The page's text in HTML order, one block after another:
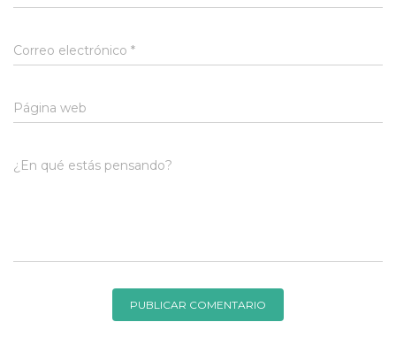
Correo electrónico *
Página web
¿En qué estás pensando?